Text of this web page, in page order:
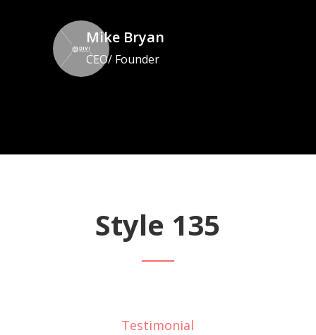
Mike Bryan
CEO/ Founder
Style 135
Testimonial